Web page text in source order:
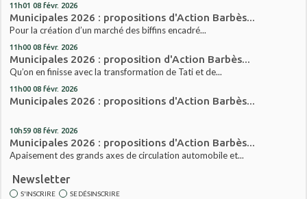
11h01 08 févr. 2026
Municipales 2026 : propositions d'Action Barbès...
Pour la création d’un marché des biffins encadré...
11h00 08 févr. 2026
Municipales 2026 : proposition d'Action Barbès...
Qu’on en finisse avec la transformation de Tati et de...
11h00 08 févr. 2026
Municipales 2026 : propositions d'Action Barbès...
10h59 08 févr. 2026
Municipales 2026 : propositions d'Action Barbès...
Apaisement des grands axes de circulation automobile et...
Newsletter
S'INSCRIRE SE DÉSINSCRIRE